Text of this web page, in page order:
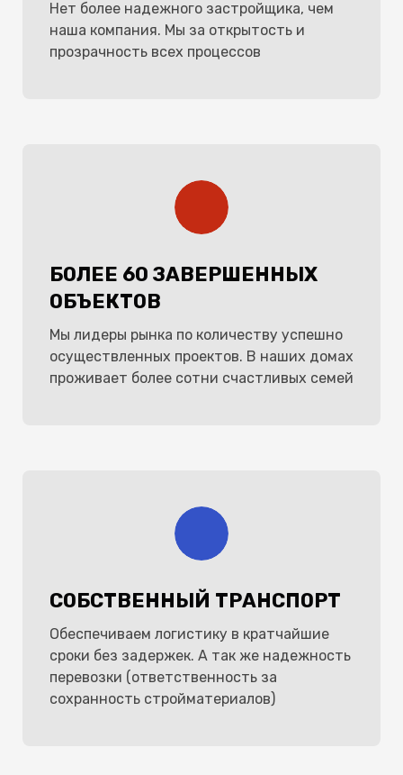
Нет более надежного застройщика, чем
наша компания. Мы за открытость и
прозрачность всех процессов
БОЛЕЕ 60 ЗАВЕРШЕННЫХ
ОБЪЕКТОВ
Мы лидеры рынка по количеству успешно
осуществленных проектов. В наших домах
проживает более сотни счастливых семей
СОБСТВЕННЫЙ ТРАНСПОРТ
Обеспечиваем логистику в кратчайшие
сроки без задержек. А так же надежность
перевозки (ответственность за
сохранность стройматериалов)